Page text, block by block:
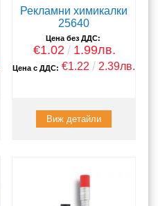
Рекламни химикалки
25640
Цена без ДДС:
€1.02 1.99лв.
Цена с ДДС: €1.22 2.39лв.
Виж детайли